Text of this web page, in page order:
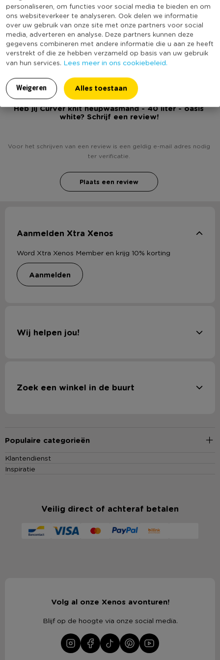
personaliseren, om functies voor social media te bieden en om
ons websiteverkeer te analyseren. Ook delen we informatie
over uw gebruik van onze site met onze partners voor social
media, adverteren en analyse. Deze partners kunnen deze
gegevens combineren met andere informatie die u aan ze heeft
verstrekt of die ze hebben verzameld op basis van uw gebruik
van hun services. Lees meer in ons cookiebeleid.
Weigeren Alles toestaan
warme en gezellige kleuren.
Productlengte (cm)
60
Merk
Curver
Deksel
Nee
Duurzaamheidsscore
(Nog) geen score
bekend
Heb jij Curver knit heupwasmand - 40 liter - oasis
white? Schrijf een review!
Voor het schrijven van een review is een geldig e-mail adres nodig
ter verificatie.
Plaats een review
Aanmelden Xtra Xenos
Word Xtra Xenos Member en krijg 10% korting
aanmelden
Wij helpen jou!
Zoek een winkel in de buurt
Populaire categorieën
Klantendienst
Inspiratie
Veilig direct of achteraf betalen
Volg al onze Xenos avonturen!
Blijf op de hoogte via onze social media.